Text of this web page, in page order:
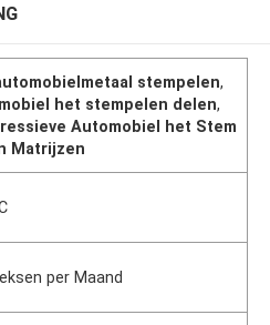
stempelen,
het stempelen delen,
Automobiel het Stem
Matrijzen
per Maand